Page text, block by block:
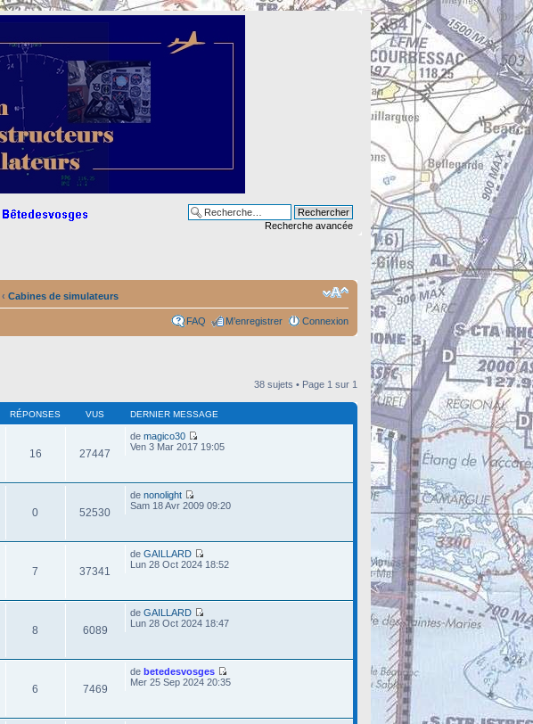
Recherche avancée
‹ Cabines de simulateurs
FAQ M’enregistrer Connexion
38 sujets • Page 1 sur 1
RÉPONSES VUS DERNIER MESSAGE
16 27447
de magico30
Ven 3 Mar 2017 19:05
0 52530
de nonolight
Sam 18 Avr 2009 09:20
7 37341
de GAILLARD
Lun 28 Oct 2024 18:52
8 6089
de GAILLARD
Lun 28 Oct 2024 18:47
6 7469
de betedesvosges
Mer 25 Sep 2024 20:35